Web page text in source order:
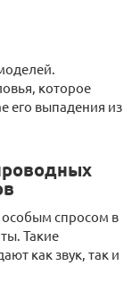
которое
его выпадения из
спросом в
Такие
как звук, так и